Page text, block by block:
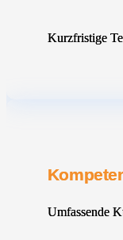
Kurzfristige
Umfassende